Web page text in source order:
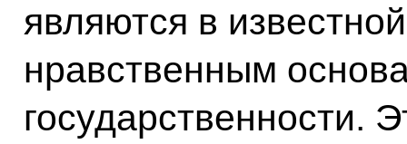
являются в
нравственным
государственности.